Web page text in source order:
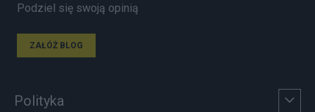
Podziel się swoją opinią
ZAŁÓŻ BLOG
Polityka